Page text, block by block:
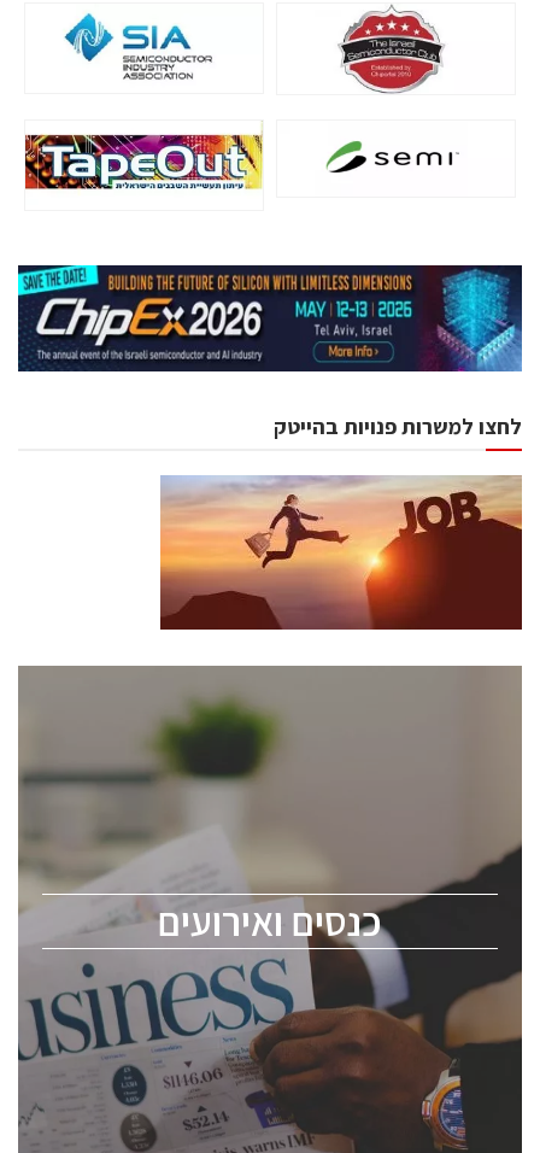
לחצו למשרות פנויות בהייטק
כנסים ואירועים
כנסים ואירועים
לכל העוסקים בתעשיית הסמיקונדקטור כולל מהנדסים,
ChipEx2026 will be held on May 12-13, 2026. The
conference is intended for everyone involved in the
semiconductor industry, including engineers,
professional experts, and senior executives.
לחץ לפרטים